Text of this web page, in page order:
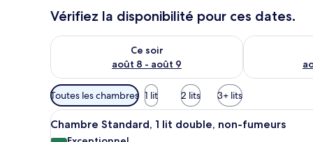
Vérifiez la disponibilité pour ces dates.
Ce soir
août 8 - août 9
Vérifier la disponibilité pour ce soir août 8 - août 9
Vérifier la
Filtres
disponibles
pour
les
Toutes les chambres 1 lit 2 lits 3+ lits
Afficher
toutes
Une chambre d’hôtel avec
5
Chambre Standard, 1 lit double, non-fumeurs